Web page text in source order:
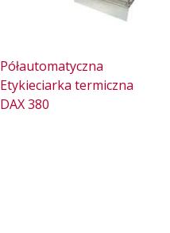
Półautomatyczna
Etykieciarka termiczna
DAX 380